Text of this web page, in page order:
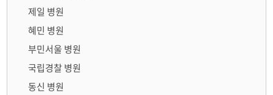
제일 병원
혜민 병원
부민서울 병원
국립경찰 병원
동신 병원